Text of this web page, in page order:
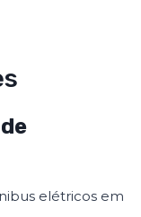
elétricos em